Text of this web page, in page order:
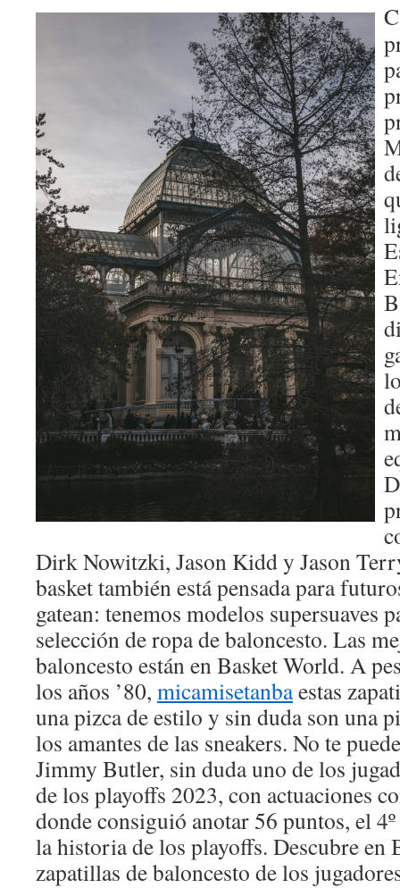
Dirk Nowitzki, Jason Kidd y Jason
basket también está pensada para
gatean: tenemos modelos supersuaves
selección de ropa de baloncesto. Las
baloncesto están en Basket World. A
los años ’80, micamisetanbaestas
una pizca de estilo y sin duda son una
los amantes de las sneakers. No te
Jimmy Butler, sin duda uno de los
de los playoffs 2023, con actuaciones
donde consiguió anotar 56 puntos, el
la historia de los playoffs. Descubre en
zapatillas de baloncesto de los